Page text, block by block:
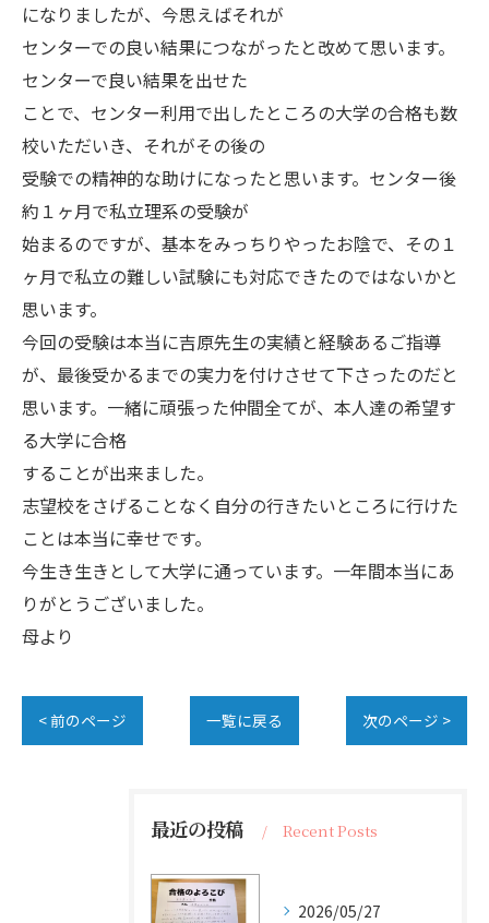
になりましたが、今思えばそれが
センターでの良い結果につながったと改めて思います。
センターで良い結果を出せた
ことで、センター利用で出したところの大学の合格も数
校いただいき、それがその後の
受験での精神的な助けになったと思います。センター後
約１ヶ月で私立理系の受験が
始まるのですが、基本をみっちりやったお陰で、その１
ヶ月で私立の難しい試験にも対応できたのではないかと
思います。
今回の受験は本当に吉原先生の実績と経験あるご指導
が、最後受かるまでの実力を付けさせて下さったのだと
思います。一緒に頑張った仲間全てが、本人達の希望す
る大学に合格
することが出来ました。
志望校をさげることなく自分の行きたいところに行けた
ことは本当に幸せです。
今生き生きとして大学に通っています。一年間本当にあ
りがとうございました。
母より
< 前のページ 一覧に戻る 次のページ >
最近の投稿 Recent Posts
2026/05/27